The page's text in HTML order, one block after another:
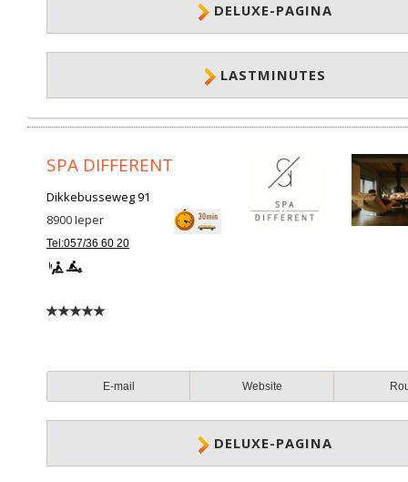
DELUXE-PAGINA
LASTMINUTES
SPA DIFFERENT
Dikkebusseweg 91
8900Ieper
Tel:057/36 60 20
E-mail Website
DELUXE-PAGINA